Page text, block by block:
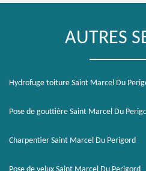
AUTRES
Hydrofuge toiture Saint Marcel Du
Pose de gouttière Saint Marcel Du
Charpentier Saint Marcel Du Perigord